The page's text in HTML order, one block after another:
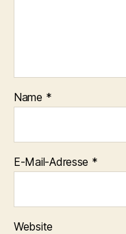
Name *
E-Mail-Adresse *
Website